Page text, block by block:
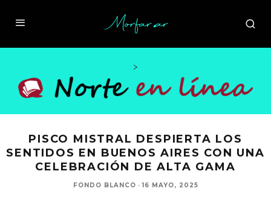
>
PISCO MISTRAL DESPIERTA LOS
SENTIDOS EN BUENOS AIRES CON UNA
CELEBRACIÓN DE ALTA GAMA
FONDO BLANCO · 16 MAYO, 2025